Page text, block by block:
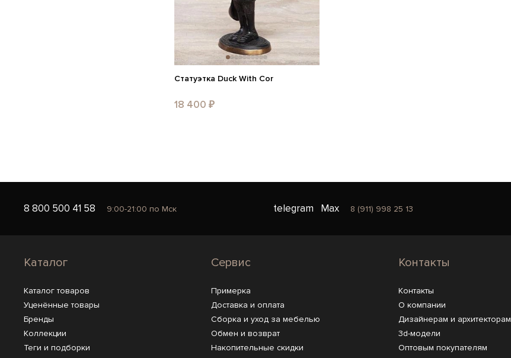
Статуэтка Duck With Cor
18 400 ₽
8 800 500 41 58 9:00-21:00 по Мск telegram Max 8 (911) 998 25 13
Каталог
Каталог товаров
Уценённые товары
Бренды
Коллекции
Теги и подборки
Сервис
Примерка
Доставка и оплата
Сборка и уход за мебелью
Обмен и возврат
Накопительные скидки
Контакты
Контакты
О компании
Дизайнерам и архитекторам
3d-модели
Оптовым покупателям